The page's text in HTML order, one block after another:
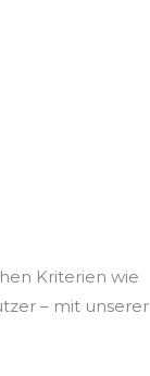
Kriterien wie
– mit unserer